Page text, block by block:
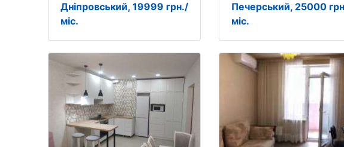
Дніпровський, 19999 грн./
міс.
Печерський, 25000
міс.